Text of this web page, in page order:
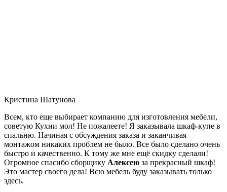
Кристина Шатунова
Всем, кто еще выбирает компанию для изготовления мебели,
советую Кухни мол! Не пожалеете! Я заказывала шкаф-купе в
спальню. Начиная с обсуждения заказа и заканчивая
монтажом никаких проблем не было. Все было сделано очень
быстро и качественно. К тому же мне ещё скидку сделали!
Огромное спасибо сборщику Алексею за прекрасный шкаф!
Это мастер своего дела! Всю мебель буду заказывать только
здесь.